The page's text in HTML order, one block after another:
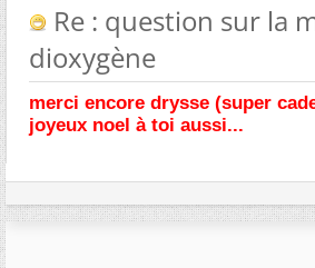
Re : question sur la
dioxygène
merci encore drysse (super
joyeux noel à toi aussi...